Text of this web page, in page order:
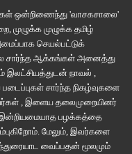
என்று நான் மிகவும்
இந்த கேசில் இணைந்து
ஒன்றிணைந்து 'வாசகசாலை'
முழுக்க முழுக்க தமிழ்
செயல்பட்டுக்
சார்ந்த ஆக்கங்கள் அனைத்து
இலட்சியத்துடன் நாவல் ,
சார்ந்த நிகழ்வுகளை
, இளைய தலைமுறையினர்
இன்றியமையாத பழக்கத்தை
மேலும், இவர்களை
வைப்பதன் மூலமும்